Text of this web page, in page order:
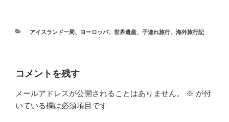
カ
アイスランド一周 、 ヨーロッパ、 世界遺産、 子連れ旅行、 海外旅行記
コメントを残す
メールアドレスが公開されることはありません。 ※ が付
いている欄は必須項目です